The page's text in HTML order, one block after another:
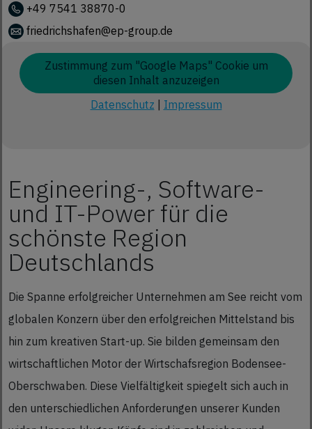
+49 7541 38870-0
friedrichshafen@ep-group.de
Zustimmung zum "Google Maps" Cookie um
diesen Inhalt anzuzeigen
Datenschutz | Impressum
Engineering-, Software-
und IT-Power für die
schönste Region
Deutschlands
Die Spanne erfolgreicher Unternehmen am See reicht vom
globalen Konzern über den erfolgreichen Mittelstand bis
hin zum kreativen Start-up. Sie bilden gemeinsam den
wirtschaftlichen Motor der Wirtschafsregion Bodensee-
Oberschwaben. Diese Vielfältigkeit spiegelt sich auch in
den unterschiedlichen Anforderungen unserer Kunden